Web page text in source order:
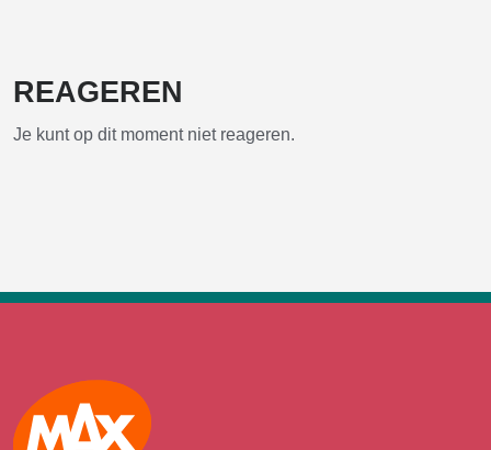
REAGEREN
Je kunt op dit moment niet reageren.
Max